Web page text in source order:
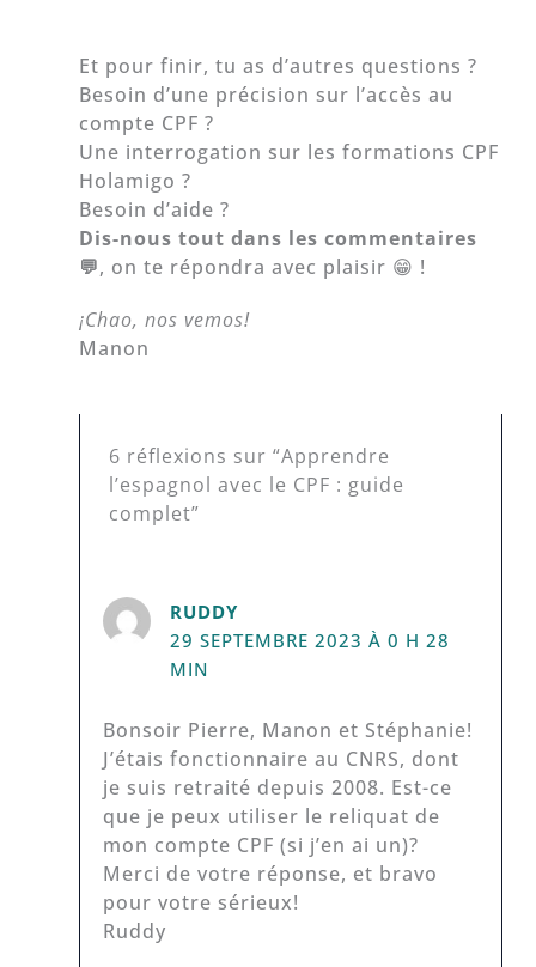
Et pour finir, tu as d’autres questions ?
Besoin d’une précision sur l’accès au
compte CPF ?
Une interrogation sur les formations CPF
Holamigo ?
Besoin d’aide ?
Dis-nous tout dans les commentaires
💬, on te répondra avec plaisir 😁 !
¡Chao, nos vemos!
Manon
6 réflexions sur “Apprendre
l’espagnol avec le CPF : guide
complet”
RUDDY
29 SEPTEMBRE 2023 À 0 H 28
MIN
Bonsoir Pierre, Manon et Stéphanie!
J’étais fonctionnaire au CNRS, dont
je suis retraité depuis 2008. Est-ce
que je peux utiliser le reliquat de
mon compte CPF (si j’en ai un)?
Merci de votre réponse, et bravo
pour votre sérieux!
Ruddy